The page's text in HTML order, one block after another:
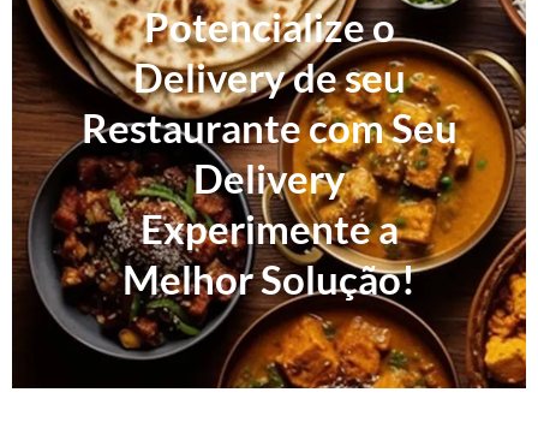
Potencialize o
Delivery de seu
Restaurante com Seu
Delivery
Experimente a
Melhor Solução!